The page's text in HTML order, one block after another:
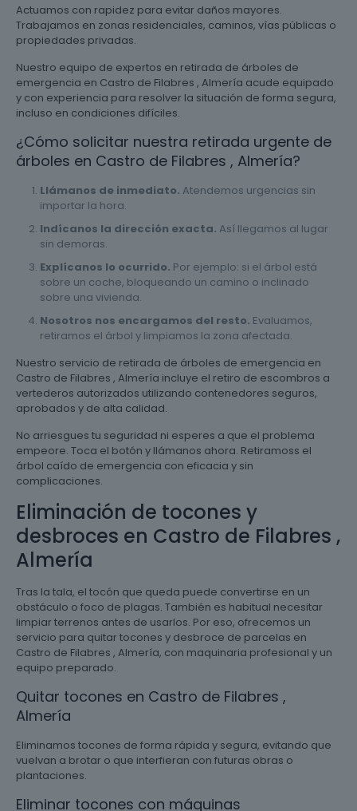
Actuamos con rapidez para evitar daños mayores.
Trabajamos en zonas residenciales, caminos, vías públicas o
propiedades privadas.
Nuestro equipo de expertos en retirada de árboles de
emergencia en Castro de Filabres , Almería acude equipado
y con experiencia para resolver la situación de forma segura,
incluso en condiciones difíciles.
¿Cómo solicitar nuestra retirada urgente de
árboles en Castro de Filabres , Almería?
Llámanos de inmediato. Atendemos urgencias sin
importar la hora.
Indícanos la dirección exacta. Así llegamos al lugar
sin demoras.
Explícanos lo ocurrido. Por ejemplo: si el árbol está
sobre un coche, bloqueando un camino o inclinado
sobre una vivienda.
Nosotros nos encargamos del resto. Evaluamos,
retiramos el árbol y limpiamos la zona afectada.
Nuestro servicio de retirada de árboles de emergencia en
Castro de Filabres , Almería incluye el retiro de escombros a
vertederos autorizados utilizando contenedores seguros,
aprobados y de alta calidad.
No arriesgues tu seguridad ni esperes a que el problema
empeore. Toca el botón y llámanos ahora. Retiramoss el
árbol caído de emergencia con eficacia y sin
complicaciones.
Eliminación de tocones y
desbroces en Castro de Filabres ,
Almería
Tras la tala, el tocón que queda puede convertirse en un
obstáculo o foco de plagas. También es habitual necesitar
limpiar terrenos antes de usarlos. Por eso, ofrecemos un
servicio para quitar tocones y desbroce de parcelas en
Castro de Filabres , Almería, con maquinaria profesional y un
equipo preparado.
Quitar tocones en Castro de Filabres ,
Almería
Eliminamos tocones de forma rápida y segura, evitando que
vuelvan a brotar o que interfieran con futuras obras o
plantaciones.
Eliminar tocones con máquinas